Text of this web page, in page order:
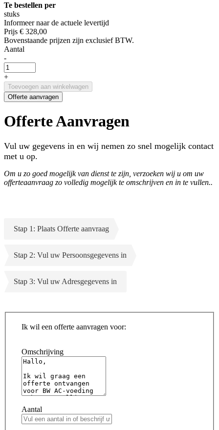
Te bestellen per
stuks
Informeer naar de actuele levertijd
Prijs € 328,00
Bovenstaande prijzen zijn exclusief BTW.
Aantal
-
+
Toevoegen aan winkelwagen
Offerte aanvragen
Offerte Aanvragen
Vul uw gegevens in en wij nemen zo snel mogelijk contact
met u op.
Om u zo goed mogelijk van dienst te zijn, verzoeken wij u om uw
offerteaanvraag zo volledig mogelijk te omschrijven en in te vullen..
Stap 1: Plaats Offerte aanvraag
Stap 2: Vul uw Persoonsgegevens in
Stap 3: Vul uw Adresgegevens in
Ik wil een offerte aanvragen voor:
Omschrijving
Aantal